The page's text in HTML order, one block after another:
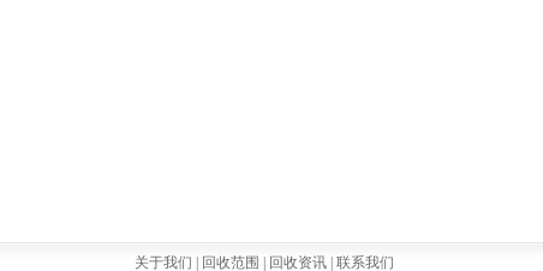
关于我们 | 回收范围 | 回收资讯 | 联系我们